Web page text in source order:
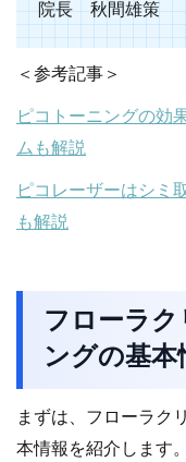
院長 秋間雄策
＜参考記事＞
ピコトーニングの効
ムも解説
ピコレーザーはシミ
も解説
フローラ
ングの基本
まずは、フローラク
本情報を紹介します。